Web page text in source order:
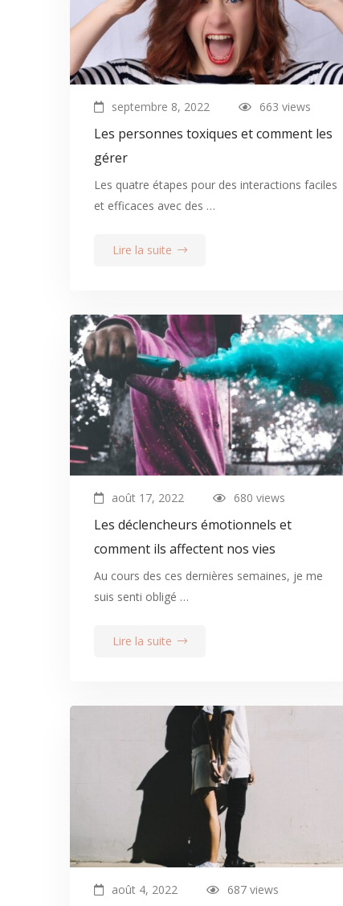
septembre 8, 2022 663 views
Les personnes toxiques et comment les
gérer
Les quatre étapes pour des interactions faciles
et efficaces avec des …
Lire la suite
août 17, 2022 680 views
Les déclencheurs émotionnels et
comment ils affectent nos vies
Au cours des ces dernières semaines, je me
suis senti obligé …
Lire la suite
août 4, 2022 687 views